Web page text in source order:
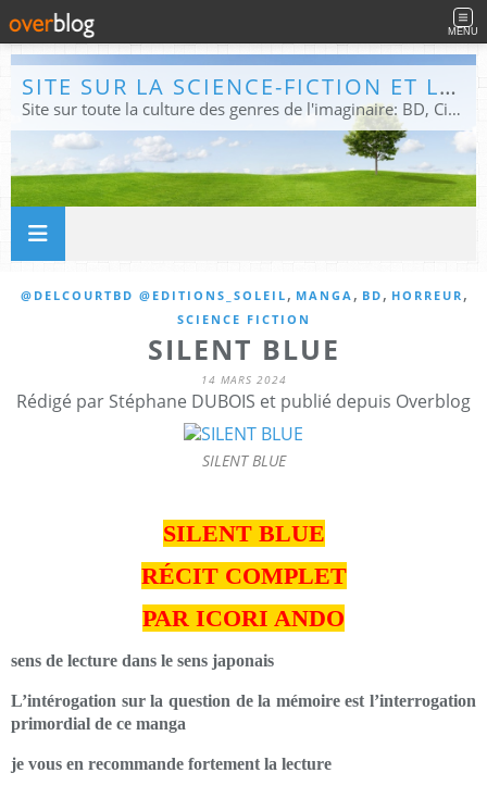
MENU
SITE SUR LA SCIENCE-FICTION ET LE FANTASTIQUE
Site sur toute la culture des genres de l'imaginaire: BD, Cinéma, Livre, Jeux, Théâtre. Présent dans les principaux festivals de film fantastique e de science-fiction, salons et conventions.
@DELCOURTBD @EDITIONS_SOLEIL , MANGA , BD , HORREUR ,
SCIENCE FICTION
SILENT BLUE
14 MARS 2024
Rédigé par Stéphane DUBOIS et publié depuis Overblog
SILENT BLUE
SILENT BLUE
RÉCIT COMPLET
PAR ICORI ANDO
sens de lecture dans le sens japonais
L’intérogation sur la question de la mémoire est l’interrogation
primordial de ce manga
je vous en recommande fortement la lecture